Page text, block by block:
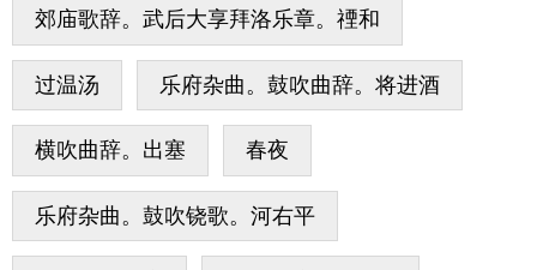
郊庙歌辞。武后大享拜洛乐章。禋和
过温汤 乐府杂曲。鼓吹曲辞。将进酒
横吹曲辞。出塞 春夜
乐府杂曲。鼓吹铙歌。河右平